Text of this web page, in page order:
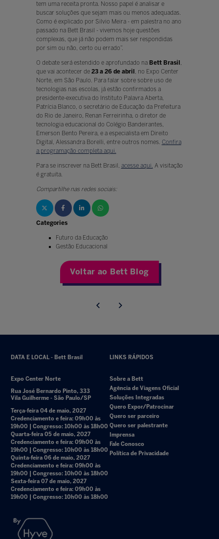
tem uma receita pronta. Nosso papel é analisar e
buscar soluções que sejam mais ou menos adequadas.
Como é explicado por Silvio Meira - em palestra no ano
passado na Bett Brasil - vivemos hoje questões
complexas, que já não podem mais ser respondidas
por sim ou não, certo ou errado”.
O debate será estendido e aprofundado na Bett Brasil ,
que vai acontecer de 23 a 26 de abril , no Expo Center
Norte, em São Paulo. Para falar sobre sobre uso de
tecnologias nas escolas, já estão confirmados a
presidente-executiva do Instituto Palavra Aberta,
Patrícia Blanco, o secretário de Educação da Prefeitura
do Rio de Janeiro, Renan Ferreirinha, o diretor de
tecnologia educacional do Colégio Bandeirantes,
Emerson Bento Pereira, e a especialista em Direito
Digital, Alessandra Borelli, entre outros nomes. Confira
a programação completa aqui.
Para se inscrever na Bett Brasil, acesse aqui. A visitação
é gratuita.
Compartilhe nas redes sociais:
Categories
Futuro da Educação
Gestão Educacional
Voltar ao Bett Blog
DATA E LOCAL - Bett Brasil
Expo Center Norte
Rua José Bernardo Pinto, 333
Vila Guilherme - São Paulo/SP
Terça-feira 04 de maio, 2027
Credenciamento e feira: 09h00 às
19h00 | Congresso: 10h00 às 18h00
Quarta-feira 05 de maio, 2027
Credenciamento e feira: 09h00 às
19h00 | Congresso: 10h00 às 18h00
Quinta-feira 06 de maio, 2027
Credenciamento e feira: 09h00 às
19h00 | Congresso: 10h00 às 18h00
Sexta-feira 07 de maio, 2027
Credenciamento e feira: 09h00 às
19h00 | Congresso: 10h00 às 18h00
LINKS RÁPIDOS
Sobre a Bett
Agência de Viagens Oficial
Soluções Integradas
Quero Expor/Patrocinar
Quero ser parceiro
Quero ser palestrante
Imprensa
Fale Conosco
Política de Privacidade